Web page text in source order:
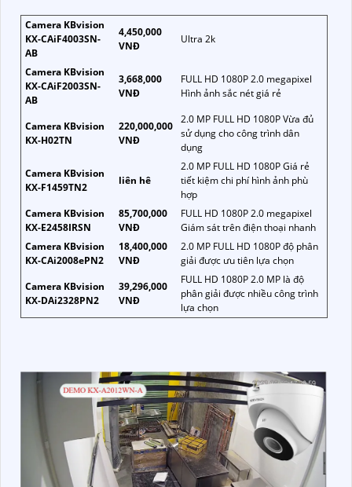
Camera KBvision
KX-CAiF4003SN-
AB
4,450,000
VNĐ
Ultra 2k
Camera KBvision
KX-CAiF2003SN-
AB
3,668,000
VNĐ
FULL HD 1080P 2.0 megapixel
Hình ảnh sắc nét giá rẻ
Camera KBvision
KX-H02TN
220,000,000
VNĐ
2.0 MP FULL HD 1080P Vừa đủ
sử dụng cho công trình dân
dụng
Camera KBvision
KX-F1459TN2
liên hê
2.0 MP FULL HD 1080P Giá rẻ
tiết kiệm chi phí hình ảnh phù
hợp
Camera KBvision
KX-E2458IRSN
85,700,000
VNĐ
FULL HD 1080P 2.0 megapixel
Giám sát trên điện thoại nhanh
Camera KBvision
KX-CAi2008ePN2
18,400,000
VNĐ
2.0 MP FULL HD 1080P độ phân
giải được ưu tiên lựa chọn
Camera KBvision
KX-DAi2328PN2
39,296,000
VNĐ
FULL HD 1080P 2.0 MP là độ
phân giải được nhiều công trình
lựa chọn